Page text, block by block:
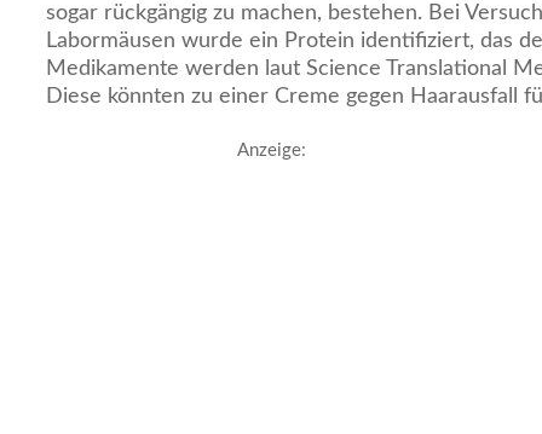
sogar rückgängig zu machen, bestehen. Bei
Labormäusen wurde ein Protein identifiziert, das
Medikamente werden laut Science Translational
Diese könnten zu einer Creme gegen Haarausfall
Anzeige: